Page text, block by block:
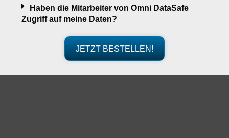
Haben die Mitarbeiter von Omni DataSafe
Zugriff auf meine Daten?
JETZT BESTELLEN!